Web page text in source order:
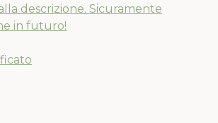
descrizione. Sicuramente
in futuro!